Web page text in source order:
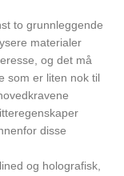
to grunnleggende
materialer
og det må
som er liten nok til
disse
og holografisk,